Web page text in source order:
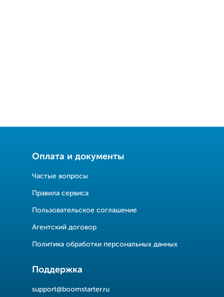
Оплата и документы
Частые вопросы
Правила сервиса
Пользовательское соглашение
Агентский договор
Политика обработки персональных данных
Поддержка
support@boomstarter.ru